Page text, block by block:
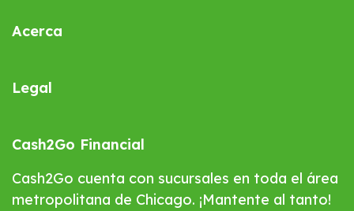
Cash2Go Financial
Cash2Go cuenta con sucursales en toda el área
metropolitana de Chicago. ¡Mantente al tanto!
Acerca
Legal